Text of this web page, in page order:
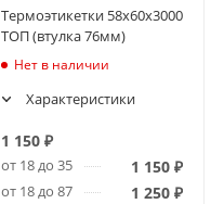
Термоэтикетки 58х60х3000
ТОП (втулка 76мм)
Нет в наличии
Характеристики
1 150₽
от 18 до 35 1 150 ₽
от 18 до 87 1 250 ₽